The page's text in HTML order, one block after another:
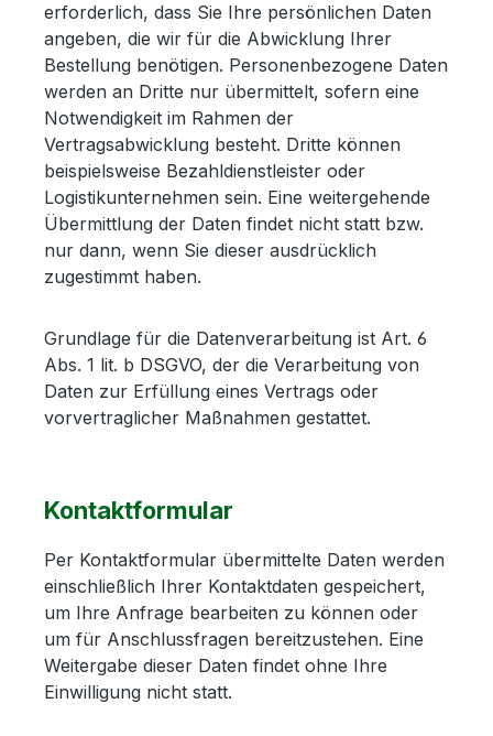
erforderlich, dass Sie Ihre persönlichen Daten
angeben, die wir für die Abwicklung Ihrer
Bestellung benötigen. Personenbezogene Daten
werden an Dritte nur übermittelt, sofern eine
Notwendigkeit im Rahmen der
Vertragsabwicklung besteht. Dritte können
beispielsweise Bezahldienstleister oder
Logistikunternehmen sein. Eine weitergehende
Übermittlung der Daten findet nicht statt bzw.
nur dann, wenn Sie dieser ausdrücklich
zugestimmt haben.
Grundlage für die Datenverarbeitung ist Art. 6
Abs. 1 lit. b DSGVO, der die Verarbeitung von
Daten zur Erfüllung eines Vertrags oder
vorvertraglicher Maßnahmen gestattet.
Kontaktformular
Per Kontaktformular übermittelte Daten werden
einschließlich Ihrer Kontaktdaten gespeichert,
um Ihre Anfrage bearbeiten zu können oder
um für Anschlussfragen bereitzustehen. Eine
Weitergabe dieser Daten findet ohne Ihre
Einwilligung nicht statt.